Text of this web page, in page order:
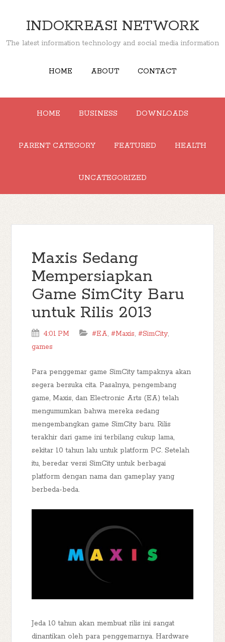
INDOKREASI NETWORK
The latest information technology and social media information
HOME ABOUT CONTACT
HOME BUSINESS DOWNLOADS
PARENT CATEGORY FEATURED HEALTH
UNCATEGORIZED
Maxis Sedang
Mempersiapkan
Game SimCity Baru
untuk Rilis 2013
4:01 PM #EA,#Maxis,#SimCity,
games
Para penggemar game SimCity tampaknya akan
segera bersuka cita. Pasalnya, pengembang
game, Maxis, dan Electronic Arts (EA) telah
mengumumkan bahwa mereka sedang
mengembangkan game SimCity baru. Rilis
terakhir dari game ini terbilang cukup lama,
sekitar 10 tahun lalu untuk platform PC. Setelah
itu, beredar versi SimCity untuk berbagai
platform dengan nama dan gameplay yang
berbeda-beda.
Jeda 10 tahun akan membuat rilis ini sangat
dinantikan oleh para penggemarnya. Hardware